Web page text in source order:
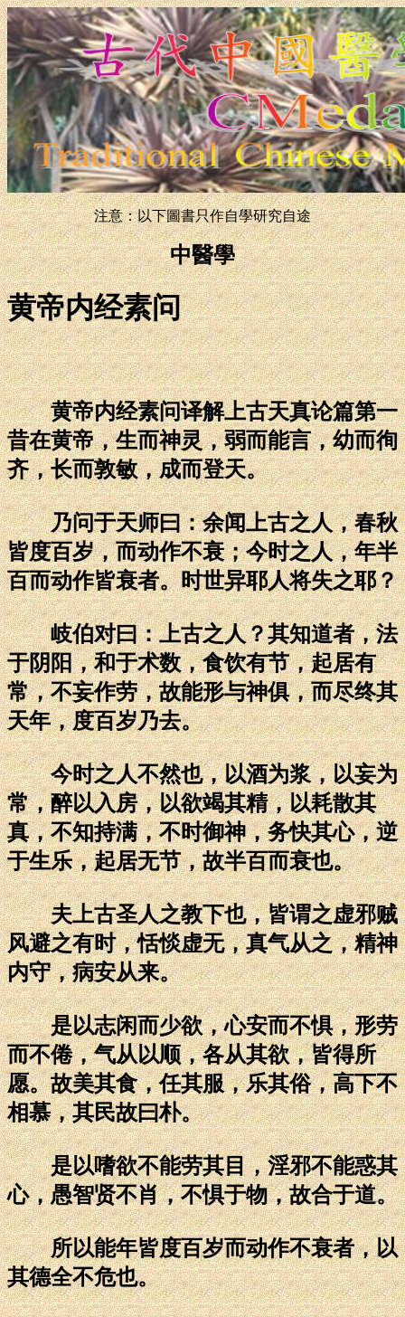
注意：以下圖書只作自學研究自途
中醫學
黄帝内经素问
黄帝内经素问译解上古天真论篇第一
昔在黄帝，生而神灵，弱而能言，幼而徇
齐，长而敦敏，成而登天。
乃问于天师曰：余闻上古之人，春秋
皆度百岁，而动作不衰；今时之人，年半
百而动作皆衰者。时世异耶人将失之耶？
岐伯对曰：上古之人？其知道者，法
于阴阳，和于术数，食饮有节，起居有
常，不妄作劳，故能形与神俱，而尽终其
天年，度百岁乃去。
今时之人不然也，以酒为浆，以妄为
常，醉以入房，以欲竭其精，以耗散其
真，不知持满，不时御神，务快其心，逆
于生乐，起居无节，故半百而衰也。
夫上古圣人之教下也，皆谓之虚邪贼
风避之有时，恬惔虚无，真气从之，精神
内守，病安从来。
是以志闲而少欲，心安而不惧，形劳
而不倦，气从以顺，各从其欲，皆得所
愿。故美其食，任其服，乐其俗，高下不
相慕，其民故曰朴。
是以嗜欲不能劳其目，淫邪不能惑其
心，愚智贤不肖，不惧于物，故合于道。
所以能年皆度百岁而动作不衰者，以
其德全不危也。